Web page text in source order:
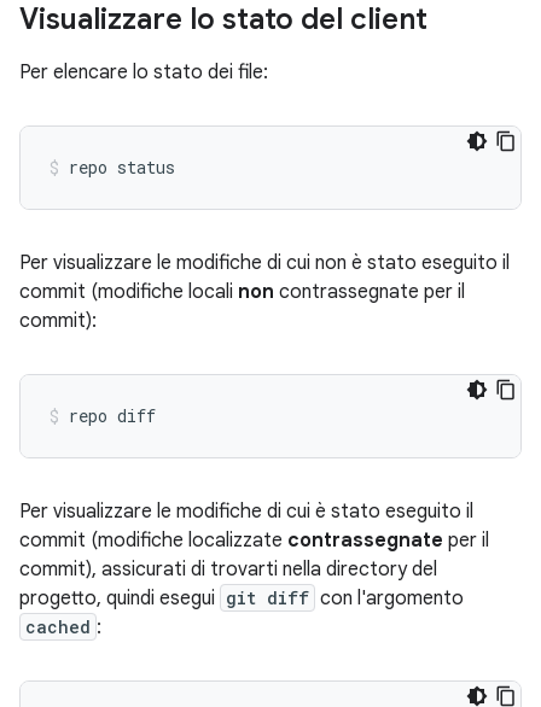
Visualizzare lo stato del client
Per elencare lo stato dei file:
Per visualizzare le modifiche di cui non è stato eseguito il
commit (modifiche locali non contrassegnate per il
commit):
Per visualizzare le modifiche di cui è stato eseguito il
commit (modifiche localizzate contrassegnate per il
commit), assicurati di trovarti nella directory del
progetto, quindi esegui git diff con l'argomento
cached :